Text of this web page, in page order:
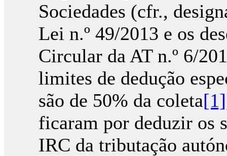
Sociedades (cfr.,
Lei n.º 49/2013 e os
Circular da AT n.º 6/
limites de dedução
são de 50% da coleta[1]
ficaram por deduzir os
IRC da tributação